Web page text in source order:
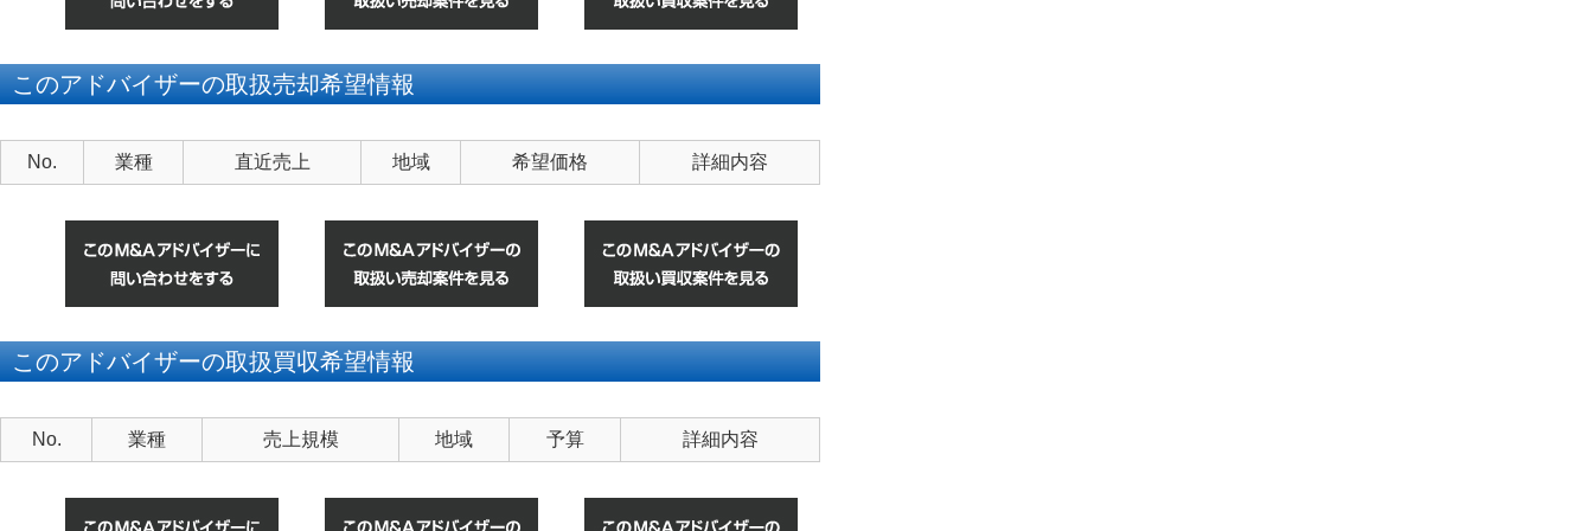
このアドバイザーの取扱売却希望情報
No. 業種 直近売上 地域 希望価格 詳細内容
このアドバイザーの取扱買収希望情報
No. 業種 売上規模 地域 予算 詳細内容